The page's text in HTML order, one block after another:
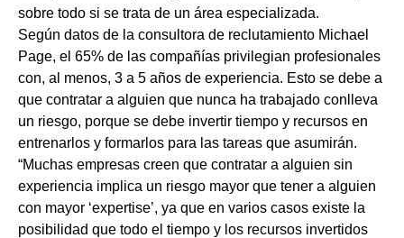
sobre todo si se trata de un área especializada.
Según datos de la consultora de reclutamiento Michael
Page, el 65% de las compañías privilegian profesionales
con, al menos, 3 a 5 años de experiencia. Esto se debe a
que contratar a alguien que nunca ha trabajado conlleva
un riesgo, porque se debe invertir tiempo y recursos en
entrenarlos y formarlos para las tareas que asumirán.
“Muchas empresas creen que contratar a alguien sin
experiencia implica un riesgo mayor que tener a alguien
con mayor ‘expertise’, ya que en varios casos existe la
posibilidad que todo el tiempo y los recursos invertidos